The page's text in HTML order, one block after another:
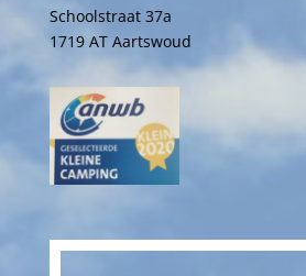
Schoolstraat 37a
1719 AT Aartswoud